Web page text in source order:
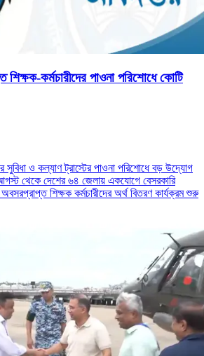
কর্মচারীদের পাওনা পরিশোধে কোটি
সুবিধা ও কল্যাণ ট্রাস্টের পাওনা পরিশোধে বড় উদ্যোগ
থেকে দেশের ৬৪ জেলায় একযোগে বেসরকারি
শিক্ষক কর্মচারীদের অর্থ বিতরণ কার্যক্রম শুরু